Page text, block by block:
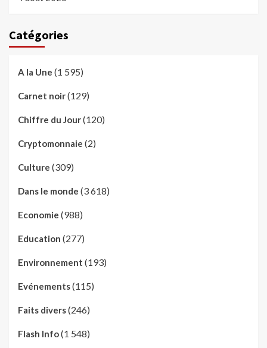
Catégories
A la Une (1 595)
Carnet noir(129)
Chiffre du Jour(120)
Cryptomonnaie (2)
Culture (309)
Dans le monde (3 618)
Economie (988)
Education (277)
Environnement (193)
Evénements(115)
Faits divers(246)
Flash Info(1 548)